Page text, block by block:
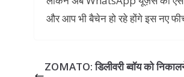
और आप भी बैचेन हो रहे होंगे इस नए
ZOMATO: डिलीवरी ब्वॉय को